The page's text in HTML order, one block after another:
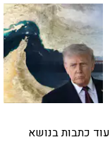
עוד כתבות בנושא